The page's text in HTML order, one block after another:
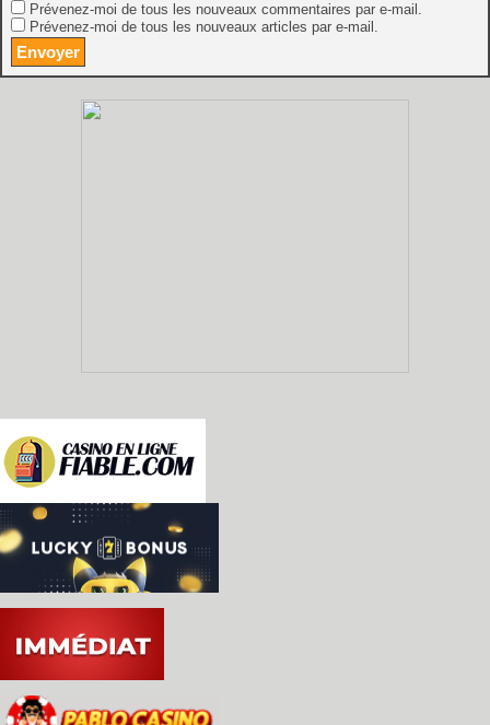
Prévenez-moi de tous les nouveaux commentaires par e-mail.
Prévenez-moi de tous les nouveaux articles par e-mail.